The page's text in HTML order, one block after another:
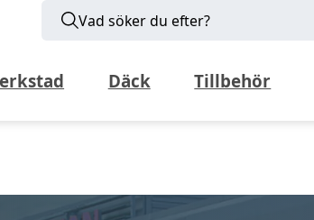
Vad söker du efter?
Däck Tillbehör